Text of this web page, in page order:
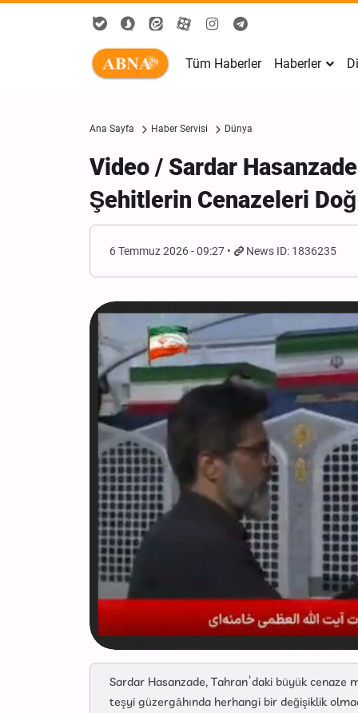
Tüm Haberler Haberler
Ana Sayfa Haber Servisi Dünya
Video / Sardar
Şehitlerin Cenazeleri
6 Temmuz 2026 - 09:27 News ID: 1836235
Sardar Hasanzade, Tahran’daki büyük cenaze
teşyi güzergâhında herhangi bir değişiklik